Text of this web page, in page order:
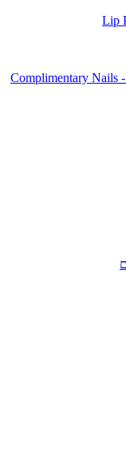
- מוצרי ציפורניים משלימים - Complimentary Nails